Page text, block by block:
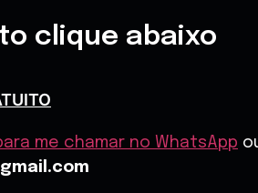
clique abaixo
me chamar no WhatsApp